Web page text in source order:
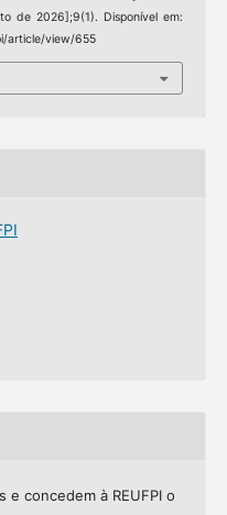
de 2026];9(1). Disponível em:
article/view/655
concedem à REUFPI o